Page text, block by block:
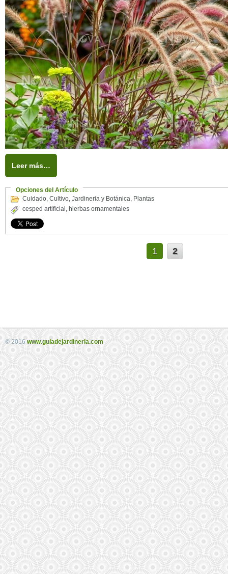
Leer más…
Opciones del Artículo
Cuidado, Cultivo, Jardineria y Botánica, Plantas
cesped artificial , hierbas ornamentales
1 2
© 2016 www.guiadejardineria.com